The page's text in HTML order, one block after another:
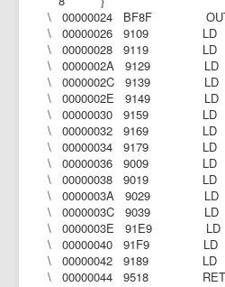
\ 00000024 BF8F OUT
\ 00000026 9109 LD
\ 00000028 9119 LD
\ 0000002A 9129 LD
\ 0000002C 9139 LD
\ 0000002E 9149 LD
\ 00000030 9159 LD
\ 00000032 9169 LD
\ 00000034 9179 LD
\ 00000036 9009 LD
\ 00000038 9019 LD
\ 0000003A 9029 LD
\ 0000003C 9039 LD
\ 0000003E 91E9 LD
\ 00000040 91F9 LD
\ 00000042 9189 LD
\ 00000044 9518